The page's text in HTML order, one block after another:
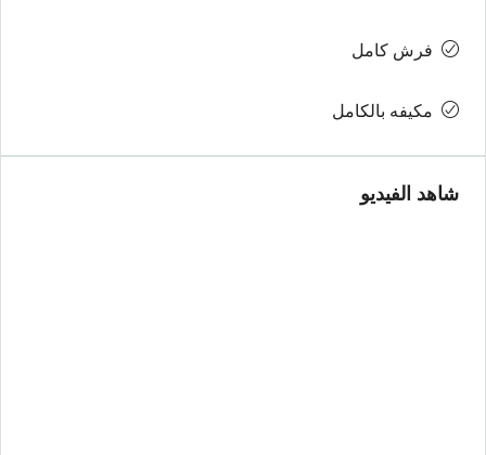
فرش كامل
مكيفه بالكامل
شاهد الفيديو